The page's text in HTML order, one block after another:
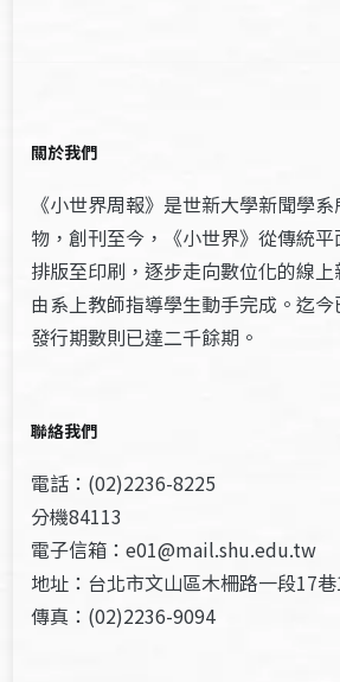
關於我們
《小世界周報》是世新大學新聞學
物，創刊至今，《小世界》從傳統平
排版至印刷，逐步走向數位化的線
由系上教師指導學生動手完成。迄今
發行期數則已達二千餘期。
聯絡我們
電話：(02)2236-8225
分機84113
電子信箱：e01@mail.shu.edu.tw
地址：台北市文山區木柵路一段17
傳真：(02)2236-9094